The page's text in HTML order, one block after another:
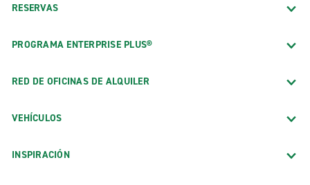
RESERVAS
PROGRAMA ENTERPRISE PLUS®
RED DE OFICINAS DE ALQUILER
VEHÍCULOS
INSPIRACIÓN